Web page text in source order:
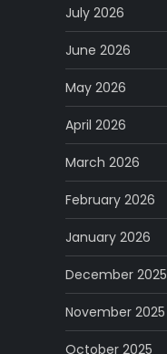
July 2026
June 2026
May 2026
April 2026
March 2026
February 2026
January 2026
December 2025
November 2025
October 2025